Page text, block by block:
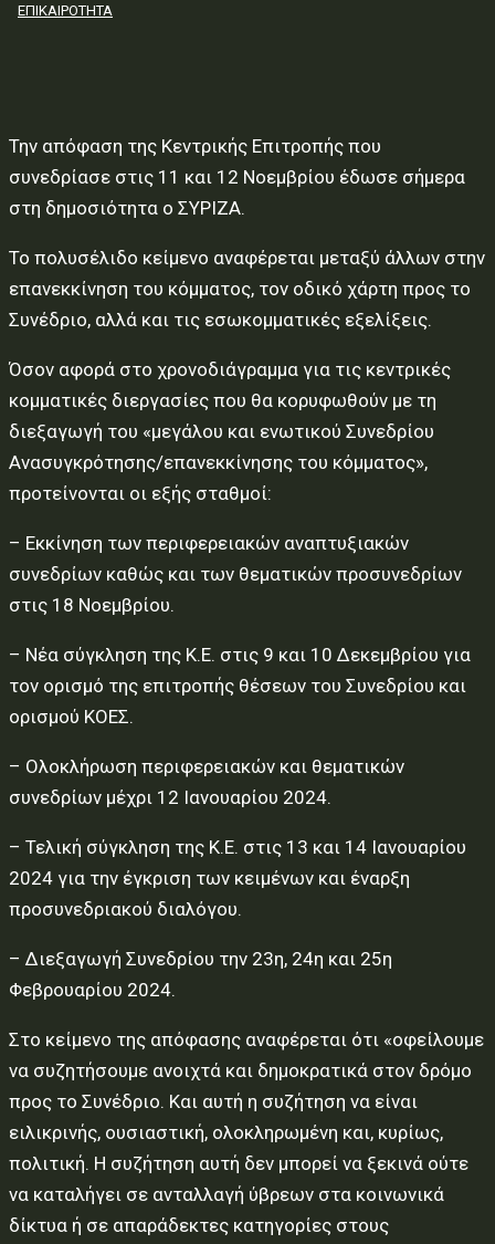
ΕΠΙΚΑΙΡΟΤΗΤΑ
Την απόφαση της Κεντρικής Επιτροπής που
συνεδρίασε στις 11 και 12 Νοεμβρίου έδωσε σήμερα
στη δημοσιότητα ο ΣΥΡΙΖΑ.
Το πολυσέλιδο κείμενο αναφέρεται μεταξύ άλλων στην
επανεκκίνηση του κόμματος, τον οδικό χάρτη προς το
Συνέδριο, αλλά και τις εσωκομματικές εξελίξεις.
Όσον αφορά στο χρονοδιάγραμμα για τις κεντρικές
κομματικές διεργασίες που θα κορυφωθούν με τη
διεξαγωγή του «μεγάλου και ενωτικού Συνεδρίου
Ανασυγκρότησης/επανεκκίνησης του κόμματος»,
προτείνονται οι εξής σταθμοί:
– Εκκίνηση των περιφερειακών αναπτυξιακών
συνεδρίων καθώς και των θεματικών προσυνεδρίων
στις 18 Νοεμβρίου.
– Νέα σύγκληση της Κ.Ε. στις 9 και 10 Δεκεμβρίου για
τον ορισμό της επιτροπής θέσεων του Συνεδρίου και
ορισμού ΚΟΕΣ.
– Ολοκλήρωση περιφερειακών και θεματικών
συνεδρίων μέχρι 12 Ιανουαρίου 2024.
– Τελική σύγκληση της Κ.Ε. στις 13 και 14 Ιανουαρίου
2024 για την έγκριση των κειμένων και έναρξη
προσυνεδριακού διαλόγου.
– Διεξαγωγή Συνεδρίου την 23η, 24η και 25η
Φεβρουαρίου 2024.
Στο κείμενο της απόφασης αναφέρεται ότι «οφείλουμε
να συζητήσουμε ανοιχτά και δημοκρατικά στον δρόμο
προς το Συνέδριο. Και αυτή η συζήτηση να είναι
ειλικρινής, ουσιαστική, ολοκληρωμένη και, κυρίως,
πολιτική. Η συζήτηση αυτή δεν μπορεί να ξεκινά ούτε
να καταλήγει σε ανταλλαγή ύβρεων στα κοινωνικά
δίκτυα ή σε απαράδεκτες κατηγορίες στους